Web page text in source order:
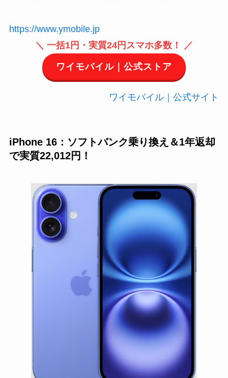
https://www.ymobile.jp
＼ 一括1円・実質24円スマホ多数！ ／
ワイモバイル｜公式ストア
ワイモバイル｜公式サイト
iPhone 16：ソフトバンク乗り換え＆1年返却
で実質22,012円！